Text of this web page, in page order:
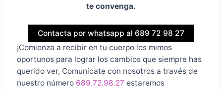
te convenga.
Contacta por whatsapp al 689 72 98 27
¡Comienza a recibir en tu cuerpo los mimos
oportunos para lograr los cambios que siempre has
querido ver, Comunícate con nosotros a través de
nuestro número 689.72.98.27 estaremos